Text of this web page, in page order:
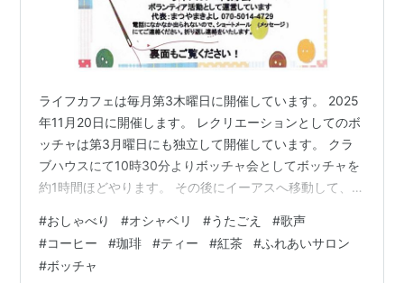
ライフカフェは毎月第3木曜日に開催しています。 2025
年11月20日に開催します。 レクリエーションとしてのボ
ッチャは第3月曜日にも独立して開催しています。 クラ
ブハウスにて10時30分よりボッチャ会としてボッチャを
約1時間ほどやります。 その後にイーアスへ移動して、ラ
ャラン会」と言っています。 自分も含めてシルバーさん
は独り身が多いので、テレビを見ながら食事をする事が
多いのではと思います。話が絶えない多人数でのランチ
#おしゃべり #オシャベリ #うたごえ #歌声
#コーヒー #珈琲 #ティー #紅茶 #ふれあいサロン
#ボッチャ